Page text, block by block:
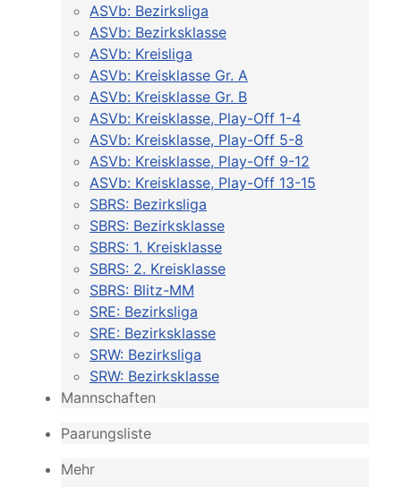
ASVb: Bezirksliga
ASVb: Bezirksklasse
ASVb: Kreisliga
ASVb: Kreisklasse Gr. A
ASVb: Kreisklasse Gr. B
ASVb: Kreisklasse, Play-Off 1-4
ASVb: Kreisklasse, Play-Off 5-8
ASVb: Kreisklasse, Play-Off 9-12
ASVb: Kreisklasse, Play-Off 13-15
SBRS: Bezirksliga
SBRS: Bezirksklasse
SBRS: 1. Kreisklasse
SBRS: 2. Kreisklasse
SBRS: Blitz-MM
SRE: Bezirksliga
SRE: Bezirksklasse
SRW: Bezirksliga
SRW: Bezirksklasse
Mannschaften
Paarungsliste
Mehr